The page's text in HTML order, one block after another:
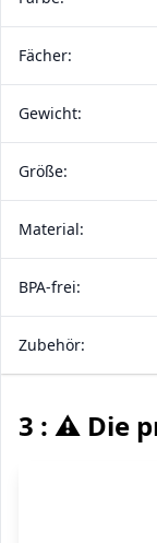
Fächer:
Gewicht:
Größe:
Material:
BPA-frei:
Zubehör:
3 : ⚠️ Die